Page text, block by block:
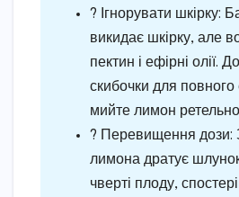
? Ігнорувати шкірку:
викидає шкірку, але
пектин і ефірні олії.
скибочки для
мийте лимон
? Перевищення дози:
лимона дратує
чверті плоду,